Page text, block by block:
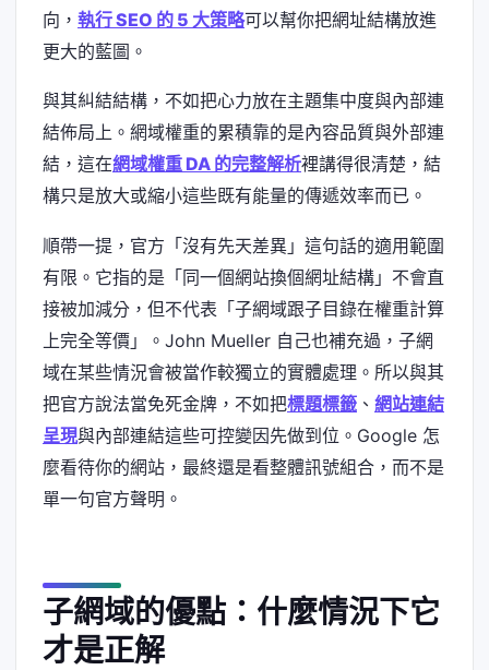
向， 執行 SEO 的 5 大策略可以幫你把網址結構放進
更大的藍圖。
與其糾結結構，不如把心力放在主題集中度與內部連
結佈局上。網域權重的累積靠的是內容品質與外部連
結，這在網域權重 DA 的完整解析裡講得很清楚，結
構只是放大或縮小這些既有能量的傳遞效率而已。
順帶一提，官方「沒有先天差異」這句話的適用範圍
有限。它指的是「同一個網站換個網址結構」不會直
接被加減分，但不代表「子網域跟子目錄在權重計算
上完全等價」。John Mueller 自己也補充過，子網
域在某些情況會被當作較獨立的實體處理。所以與其
把官方說法當免死金牌，不如把標題標籤 、 網站連結
呈現與內部連結這些可控變因先做到位。Google 怎
麼看待你的網站，最終還是看整體訊號組合，而不是
單一句官方聲明。
子網域的優點：什麼情況下它
才是正解